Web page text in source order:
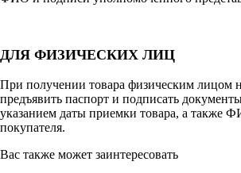
ДЛЯ ФИЗИЧЕСКИХ ЛИЦ
При получении товара физическим лицом
предъявить паспорт и подписать
указанием даты приемки товара, а также
покупателя.
Вас также может заинтересовать